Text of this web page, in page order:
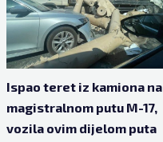
Ispao teret iz kamiona na
magistralnom putu M-17,
vozila ovim dijelom puta